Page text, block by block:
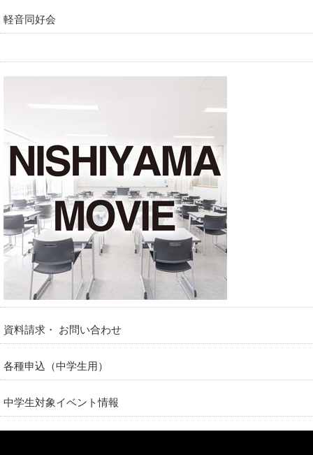
軽音同好会
資料請求・ お問い合わせ
各種申込（中学生用）
中学生対象イベント情報